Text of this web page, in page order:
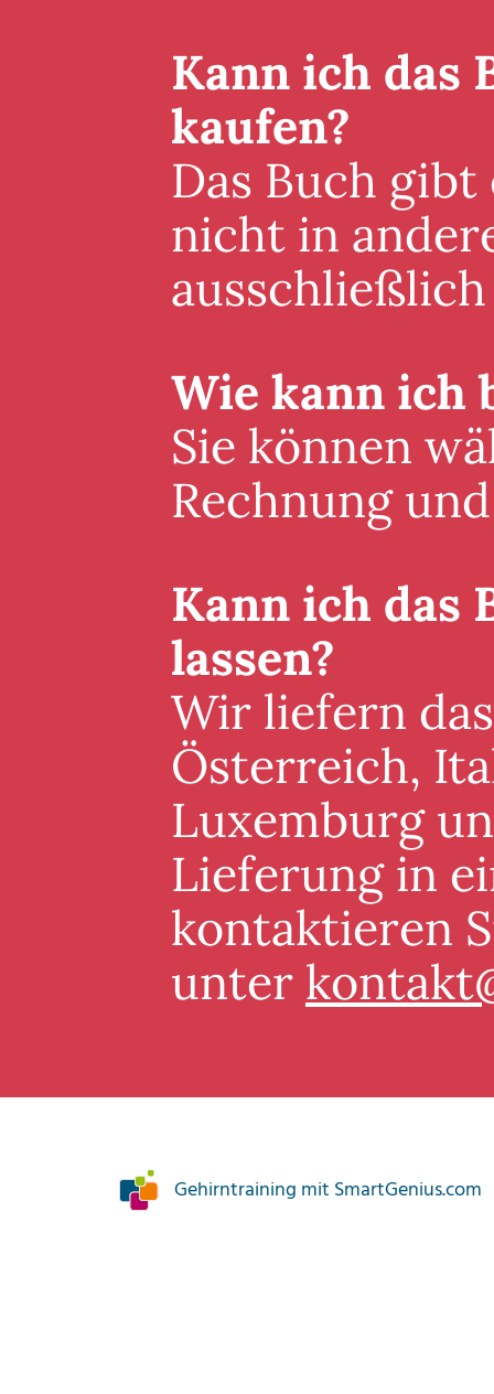
Kann ich das
kaufen?
Das Buch
nicht in
Wie kann ich
Sie können
Rechnung
Kann ich das
lassen?
Wir liefern
Österreich,
Luxemburg
Lieferung in
kontaktieren
unter
Gehirntraining mit SmartGenius.com